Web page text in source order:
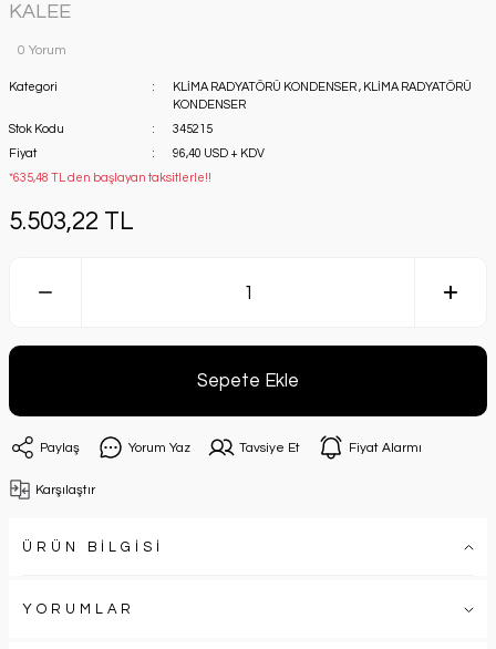
KALEE
0 Yorum
Kategori KLİMA RADYATÖRÜ KONDENSER , KLİMA RADYATÖRÜ
KONDENSER
Stok Kodu
345215
Fiyat
96,40 USD + KDV
*635,48 TL den başlayan taksitlerle!!
5.503,22 TL
Sepete Ekle
Paylaş Yorum Yaz Tavsiye Et Fiyat Alarmı
Karşılaştır
ÜRÜN BİLGİSİ
YORUMLAR